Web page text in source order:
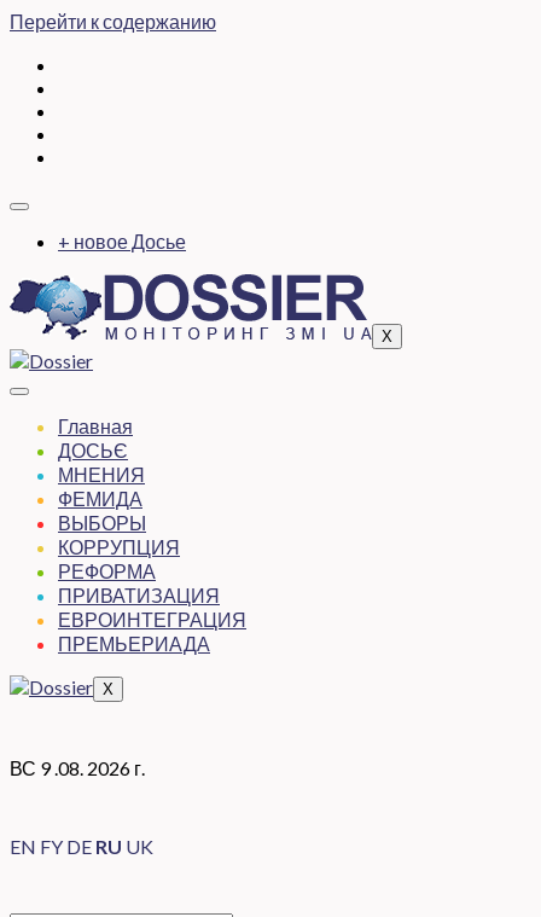
Перейти к содержанию
+ новое Досье
X
Главная
ДОСЬЄ
МНЕНИЯ
ФЕМИДА
ВЫБОРЫ
КОРРУПЦИЯ
РЕФОРМА
ПРИВАТИЗАЦИЯ
ЕВРОИНТЕГРАЦИЯ
ПРЕМЬЕРИАДА
X
ВС 9 .08. 2026 г.
EN FY DE RU UK